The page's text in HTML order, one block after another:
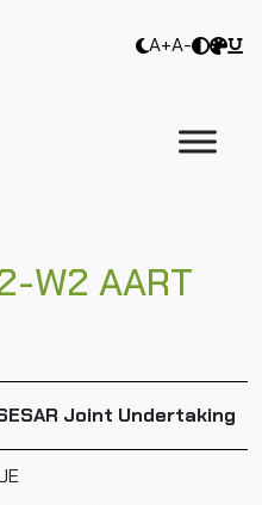
A+A-
W2 AART
Joint Undertaking